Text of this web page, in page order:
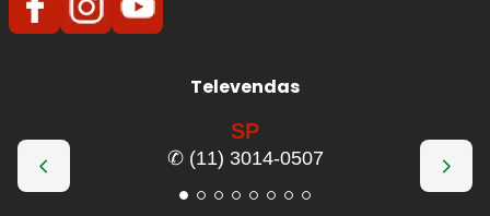
Televendas
SP
✆ (11) 3014-0507